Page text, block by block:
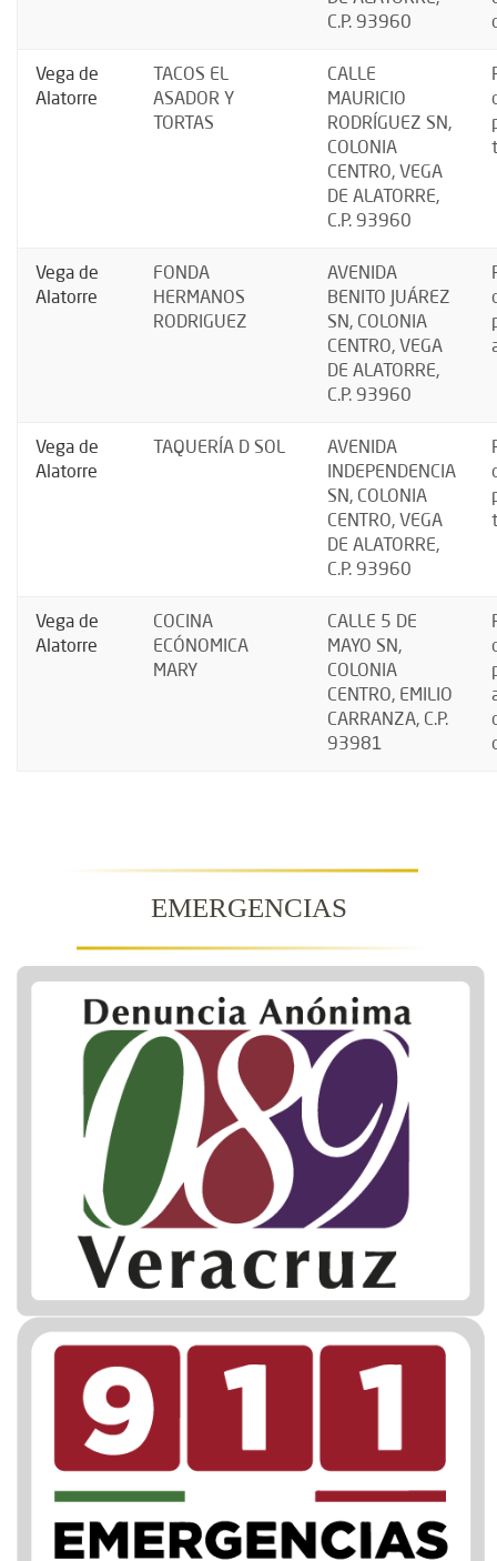
C.P. 93960
Vega de
Alatorre
TACOS EL
ASADOR Y
TORTAS
CALLE
MAURICIO
RODRÍGUEZ SN,
COLONIA
CENTRO, VEGA
DE ALATORRE,
C.P. 93960
Vega de
Alatorre
FONDA
HERMANOS
RODRIGUEZ
AVENIDA
BENITO JUÁREZ
SN, COLONIA
CENTRO, VEGA
DE ALATORRE,
C.P. 93960
Vega de
Alatorre
TAQUERÍA D SOL
AVENIDA
INDEPENDENCIA
SN, COLONIA
CENTRO, VEGA
DE ALATORRE,
C.P. 93960
Vega de
Alatorre
COCINA
ECÓNOMICA
MARY
CALLE 5 DE
MAYO SN,
COLONIA
CENTRO, EMILIO
CARRANZA, C.P.
93981
EMERGENCIAS